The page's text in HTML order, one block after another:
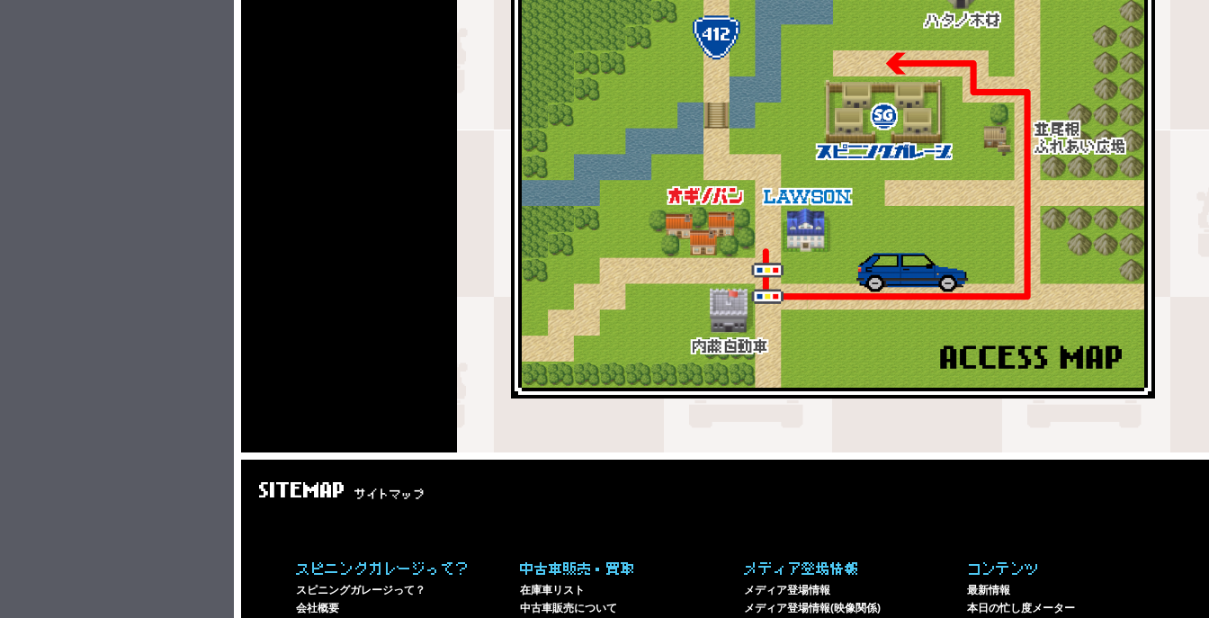
SITEMAP サイトマップ
スピニングガレージって？
スピニングガレージって？
会社概要
中古車販売・買取
在庫車リスト
中古車販売について
メディア登場情報
メディア登場情報
メディア登場情報(映像関係)
コンテンツ
最新情報
本日の忙し度メーター